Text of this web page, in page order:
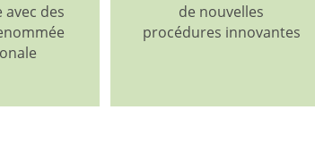
des
de nouvelles
procédures innovantes